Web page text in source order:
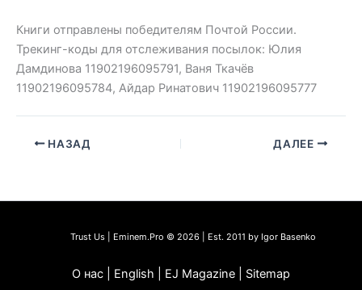
Книги отправлены победителям Почтой России.
Трекинг-коды для отслеживания посылок: Юлия
Дамдинова 11902196095791, Ваня Ткачёв
11902196095784, Айдар Ринатович 11902196095777
НАЗАД ДАЛЕЕ
Trust Us | Eminem.Pro © 2026 | Est. 2011 by Igor Basenko
О нас | English | EJ Magazine | Sitemap